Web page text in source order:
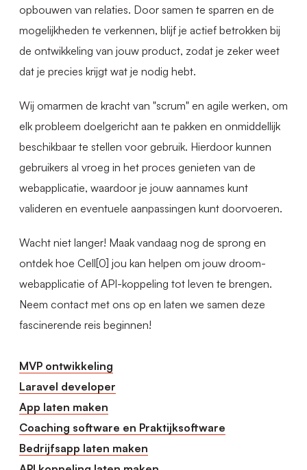
opbouwen van relaties. Door samen te sparren en de
mogelijkheden te verkennen, blijf je actief betrokken bij
de ontwikkeling van jouw product, zodat je zeker weet
dat je precies krijgt wat je nodig hebt.
Wij omarmen de kracht van "scrum" en agile werken, om
elk probleem doelgericht aan te pakken en onmiddellijk
beschikbaar te stellen voor gebruik. Hierdoor kunnen
gebruikers al vroeg in het proces genieten van de
webapplicatie, waardoor je jouw aannames kunt
valideren en eventuele aanpassingen kunt doorvoeren.
Wacht niet langer! Maak vandaag nog de sprong en
ontdek hoe Cell[0] jou kan helpen om jouw droom-
webapplicatie of API-koppeling tot leven te brengen.
Neem contact met ons op en laten we samen deze
fascinerende reis beginnen!
MVP ontwikkeling
Laravel developer
App laten maken
Coaching software en Praktijksoftware
Bedrijfsapp laten maken